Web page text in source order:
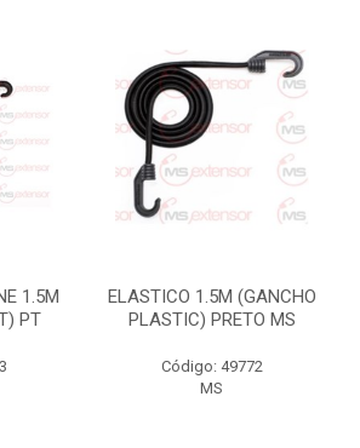
1.5M
PT
ELASTICO 1.5M (GANCHO
PLASTIC) PRETO MS
Código: 49772
MS